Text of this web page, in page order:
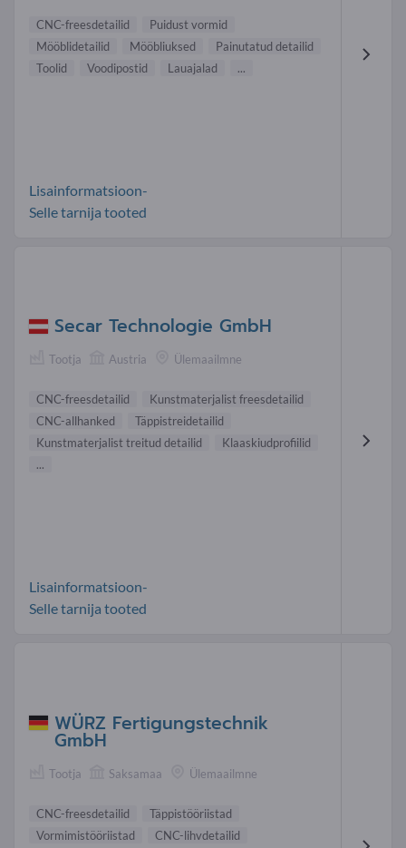
CNC-freesdetailid
Puidust vormid
Mööblidetailid
Mööbliuksed
Painutatud detailid
Toolid
Voodipostid Lauajalad ...
Lisainformatsioon-
Selle tarnija tooted
Secar Technologie GmbH
Tootja Austria Ülemaailmne
CNC-freesdetailid
Kunstmaterjalist freesdetailid
CNC-allhanked
Täppistreidetailid
Kunstmaterjalist treitud detailid
Klaaskiudprofiilid
...
Lisainformatsioon-
Selle tarnija tooted
WÜRZ Fertigungstechnik
GmbH
Tootja Saksamaa Ülemaailmne
CNC-freesdetailid
Täppistööriistad
Vormimistööriistad
CNC-lihvdetailid